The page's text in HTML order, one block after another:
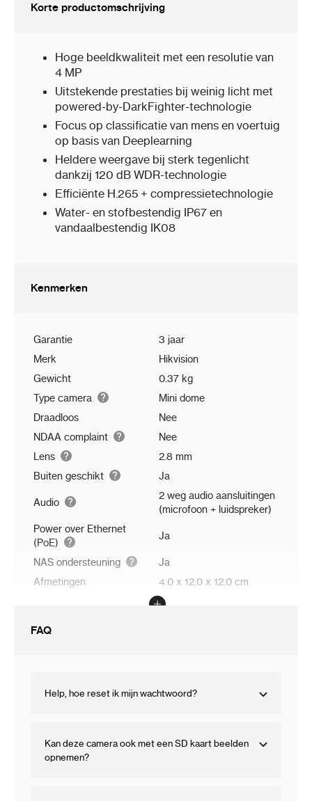
Korte productomschrijving
Hoge beeldkwaliteit met een resolutie van
4 MP
Uitstekende prestaties bij weinig licht met
powered-by-DarkFighter-technologie
Focus op classificatie van mens en voertuig
op basis van Deeplearning
Heldere weergave bij sterk tegenlicht
dankzij 120 dB WDR-technologie
Efficiënte H.265 + compressietechnologie
Water- en stofbestendig IP67 en
vandaalbestendig IK08
Kenmerken
Garantie
3 jaar
Merk
Hikvision
Gewicht
0.37 kg
Type camera
Mini dome
Draadloos
Nee
NDAA complaint
Nee
Lens
2.8 mm
Buiten geschikt
Ja
Audio
2 weg audio aansluitingen
(microfoon + luidspreker)
Power over Ethernet
(PoE)
Ja
NAS ondersteuning
Ja
Afmetingen
4.0 x 12.0 x 12.0 cm
FAQ
Help, hoe reset ik mijn wachtwoord?
Kan deze camera ook met een SD kaart beelden
opnemen?